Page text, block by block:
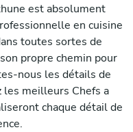
est absolument
en cuisine
toutes sortes de
propre chemin pour
nous les détails de
meilleurs Chefs a
chaque détail de